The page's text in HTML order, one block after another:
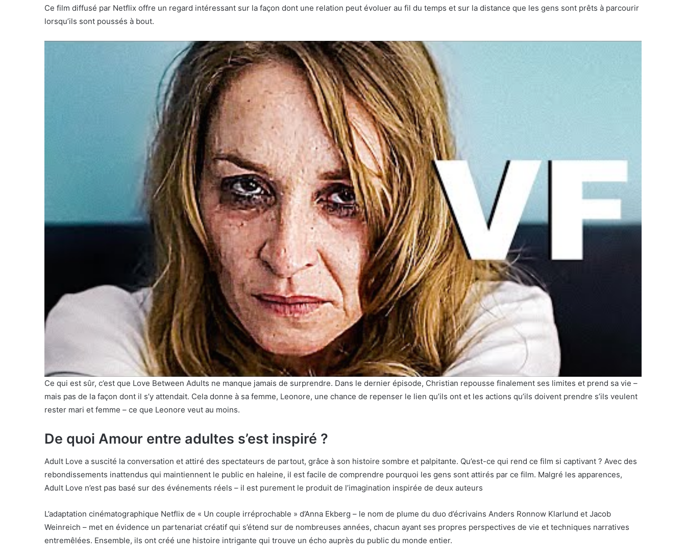
Ce film diffusé par Netflix offre un regard intéressant sur la façon dont une relation peut évoluer au fil du temps et sur la distance que les gens sont prêts à parcourir
lorsqu’ils sont poussés à bout.
Ce qui est sûr, c’est que Love Between Adults ne manque jamais de surprendre. Dans le dernier épisode, Christian repousse finalement ses limites et prend sa vie –
mais pas de la façon dont il s’y attendait. Cela donne à sa femme, Leonore, une chance de repenser le lien qu’ils ont et les actions qu’ils doivent prendre s’ils veulent
rester mari et femme – ce que Leonore veut au moins.
De quoi Amour entre adultes s’est inspiré ?
Adult Love a suscité la conversation et attiré des spectateurs de partout, grâce à son histoire sombre et palpitante. Qu’est-ce qui rend ce film si captivant ? Avec des
rebondissements inattendus qui maintiennent le public en haleine, il est facile de comprendre pourquoi les gens sont attirés par ce film. Malgré les apparences,
Adult Love n’est pas basé sur des événements réels – il est purement le produit de l’imagination inspirée de deux auteurs
L’adaptation cinématographique Netflix de « Un couple irréprochable » d’Anna Ekberg – le nom de plume du duo d’écrivains Anders Ronnow Klarlund et Jacob
Weinreich – met en évidence un partenariat créatif qui s’étend sur de nombreuses années, chacun ayant ses propres perspectives de vie et techniques narratives
entremêlées. Ensemble, ils ont créé une histoire intrigante qui trouve un écho auprès du public du monde entier.